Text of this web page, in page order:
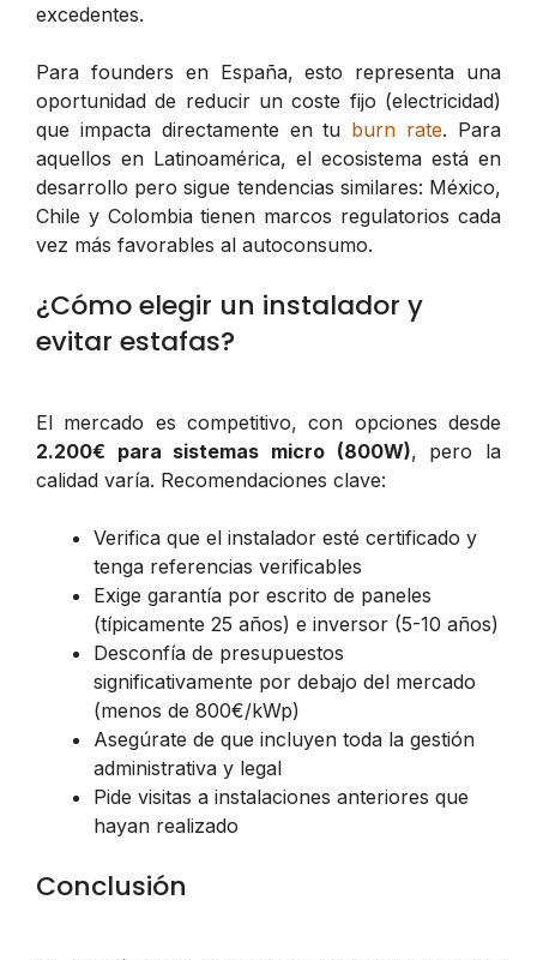
excedentes.
Para founders en España, esto representa una
oportunidad de reducir un coste fijo (electricidad)
que impacta directamente en tu burn rate. Para
aquellos en Latinoamérica, el ecosistema está en
desarrollo pero sigue tendencias similares: México,
Chile y Colombia tienen marcos regulatorios cada
vez más favorables al autoconsumo.
¿Cómo elegir un instalador y
evitar estafas?
El mercado es competitivo, con opciones desde
2.200€ para sistemas micro (800W), pero la
calidad varía. Recomendaciones clave:
Verifica que el instalador esté certificado y
tenga referencias verificables
Exige garantía por escrito de paneles
(típicamente 25 años) e inversor (5-10 años)
Desconfía de presupuestos
significativamente por debajo del mercado
(menos de 800€/kWp)
Asegúrate de que incluyen toda la gestión
administrativa y legal
Pide visitas a instalaciones anteriores que
hayan realizado
Conclusión